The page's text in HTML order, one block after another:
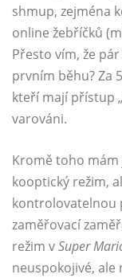
shmup, zejména
online žebříčků
Přesto vím, že
prvním běhu? Za
kteří mají přístup
varováni.
Kromě toho
kooptický režim,
kontrolovatelnou
zaměřovací
režim vSuper
neuspokojivé, ale